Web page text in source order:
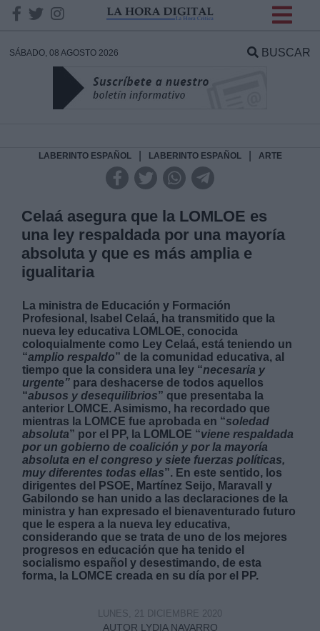
SÁBADO, 08 AGOSTO 2026 BUSCAR
LABERINTO ESPAÑOL LABERINTO ESPAÑOL ARTE
Celaá asegura que la LOMLOE es
una ley respaldada por una mayoría
absoluta y que es más amplia e
igualitaria
La ministra de Educación y Formación
Profesional, Isabel Celaá, ha transmitido que la
nueva ley educativa LOMLOE, conocida
coloquialmente como Ley Celaá, está teniendo un
“amplio respaldo” de la comunidad educativa, al
tiempo que la considera una ley “necesaria y
urgente” para deshacerse de todos aquellos
“abusos y desequilibrios” que presentaba la
anterior LOMCE. Asimismo, ha recordado que
mientras la LOMCE fue aprobada en “soledad
absoluta” por el PP, la LOMLOE “viene respaldada
por un gobierno de coalición y por la mayoría
absoluta en el congreso y siete fuerzas políticas,
muy diferentes todas ellas”. En este sentido, los
dirigentes del PSOE, Martínez Seijo, Maravall y
Gabilondo se han unido a las declaraciones de la
ministra y han expresado el bienaventurado futuro
que le espera a la nueva ley educativa,
considerando que se trata de uno de los mejores
progresos en educación que ha tenido el
socialismo español y desestimando, de esta
forma, la LOMCE creada en su día por el PP.
AUTOR LYDIA NAVARRO
LUNES, 21 DICIEMBRE 2020
DATOS
Responsable:
Legitimación:
Derechos:
link
Información adicional
link